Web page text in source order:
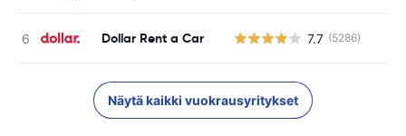
Dollar Rent a Car 7.7 (5286)
Näytä kaikki vuokrausyritykset